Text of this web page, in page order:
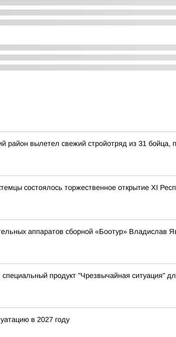
район вылетел свежий стройотряд из 31
состоялось торжественное открытие XI
аппаратов сборной «Боотур» Владислав
продукт "Чрезвычайная ситуация"
в 2027 году